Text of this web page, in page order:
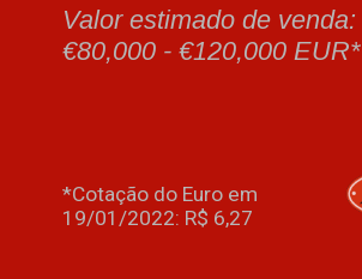
Valor estimado de venda:
€80,000 - €120,000 EUR*
*Cotação do Euro em
19/01/2022: R$ 6,27